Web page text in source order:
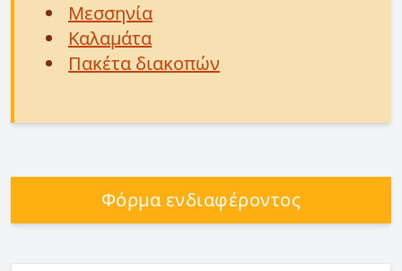
Μεσσηνία
Καλαμάτα
Πακέτα διακοπών
Φόρμα ενδιαφέροντος